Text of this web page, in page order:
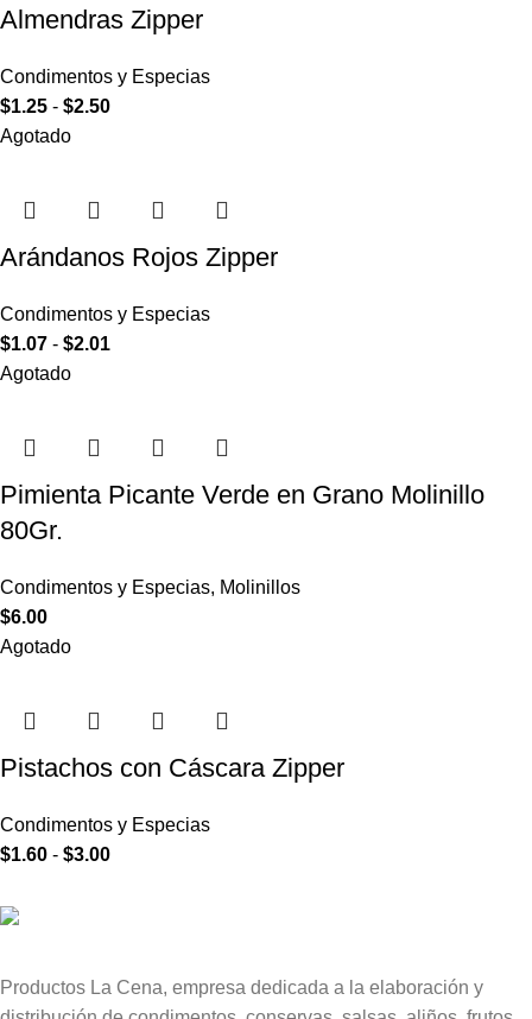
Almendras Zipper
Condimentos y Especias
$1.25 - $2.50
Agotado
Arándanos Rojos Zipper
Condimentos y Especias
$1.07 - $2.01
Agotado
Pimienta Picante Verde en Grano Molinillo
80Gr.
Condimentos y Especias, Molinillos
$6.00
Agotado
Pistachos con Cáscara Zipper
Condimentos y Especias
$1.60 - $3.00
Productos La Cena, empresa dedicada a la elaboración y